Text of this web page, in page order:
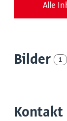
Alle
Bilder 1
Kontakt